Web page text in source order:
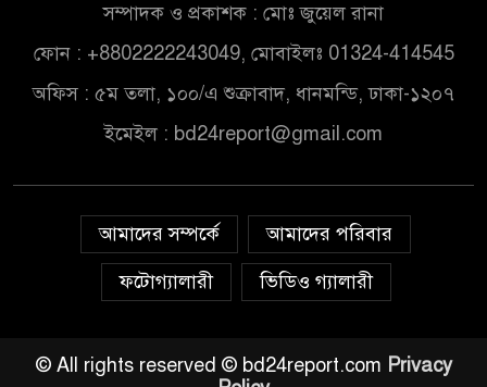
সম্পাদক ও প্রকাশক : মোঃ জুয়েল রানা
ফোন : +8802222243049, মোবাইলঃ 01324-414545
অফিস : ৫ম তলা, ১০০/এ শুক্রাবাদ, ধানমন্ডি, ঢাকা-১২০৭
ইমেইল : bd24report@gmail.com
আমাদের সম্পর্কে
আমাদের পরিবার
ফটোগ্যালারী
ভিডিও গ্যালারী
© All rights reserved © bd24report.com Privacy